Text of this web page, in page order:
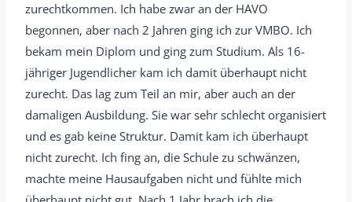
zurechtkommen. Ich habe zwar an der HAVO
begonnen, aber nach 2 Jahren ging ich zur VMBO. Ich
bekam mein Diplom und ging zum Studium. Als 16-
jähriger Jugendlicher kam ich damit überhaupt nicht
zurecht. Das lag zum Teil an mir, aber auch an der
damaligen Ausbildung. Sie war sehr schlecht organisiert
und es gab keine Struktur. Damit kam ich überhaupt
nicht zurecht. Ich fing an, die Schule zu schwänzen,
machte meine Hausaufgaben nicht und fühlte mich